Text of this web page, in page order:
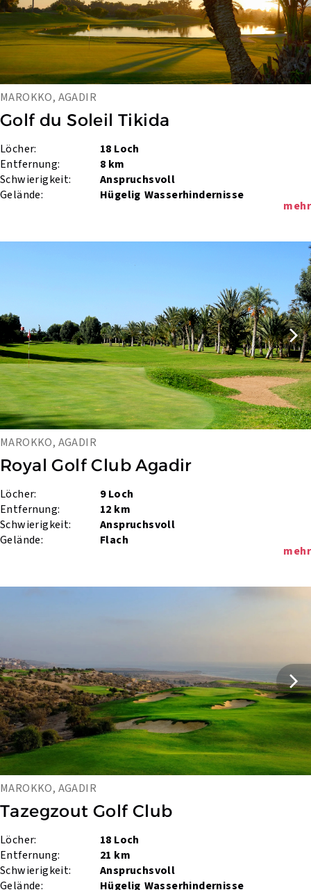
MAROKKO, AGADIR
Golf du Soleil Tikida
Löcher:
18 Loch
Entfernung:
8 km
Schwierigkeit:
Anspruchsvoll
Gelände:
Hügelig Wasserhindernisse
mehr
MAROKKO, AGADIR
Royal Golf Club Agadir
Löcher:
9 Loch
Entfernung:
12 km
Schwierigkeit:
Anspruchsvoll
Gelände:
Flach
mehr
MAROKKO, AGADIR
Tazegzout Golf Club
Löcher:
18 Loch
Entfernung:
21 km
Schwierigkeit:
Anspruchsvoll
Gelände:
Hügelig Wasserhindernisse